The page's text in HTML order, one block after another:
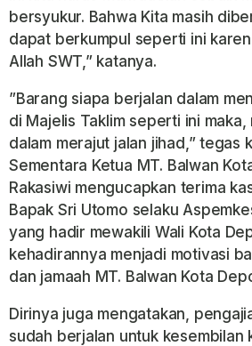
bersyukur. Bahwa Kita masih
dapat berkumpul seperti ini
Allah SWT,” katanya.
”Barang siapa berjalan dalam
di Majelis Taklim seperti ini
dalam merajut jalan jihad,” tegas
Sementara Ketua MT. Balwan
Rakasiwi mengucapkan terima
Bapak Sri Utomo selaku
yang hadir mewakili Wali Kota
kehadirannya menjadi motivasi
dan jamaah MT. Balwan Kota
Dirinya juga mengatakan,
sudah berjalan untuk kesembilan